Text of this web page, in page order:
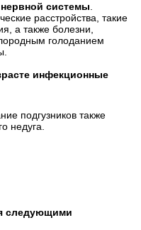
системы
расстройства, такие
а также болезни,
голоданием
инфекционные
подгузников также
недуга.
следующими